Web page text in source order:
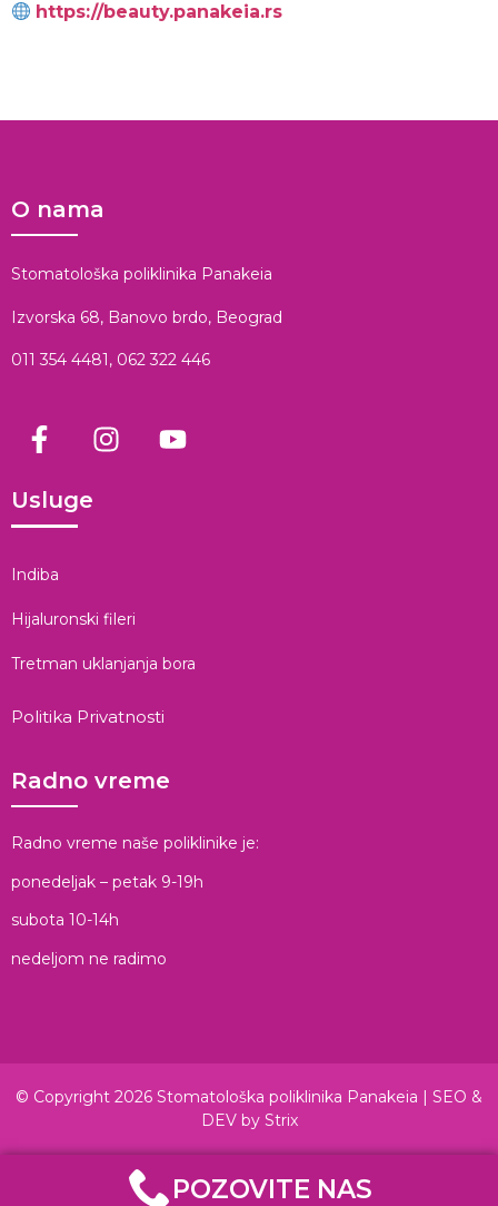
https://beauty.panakeia.rs
O nama
Stomatološka poliklinika Panakeia
Izvorska 68, Banovo brdo, Beograd
011 354 4481, 062 322 446
Usluge
Indiba
Hijaluronski fileri
Tretman uklanjanja bora
Politika Privatnosti
Radno vreme
Radno vreme naše poliklinike je:
ponedeljak – petak 9-19h
subota 10-14h
nedeljom ne radimo
© Copyright 2026 Stomatološka poliklinika Panakeia | SEO &
DEV by Strix
POZOVITE NAS